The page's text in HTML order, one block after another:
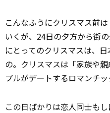
こんなふうにクリスマス前
いくが、24日の夕方から街
にとってのクリスマスは、
の。クリスマスは「家族や親
プルがデートするロマンチ
この日ばかりは恋人同士も